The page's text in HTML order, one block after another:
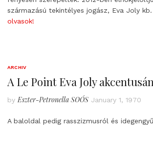
származású tekintélyes jogász, Eva Joly kb.
olvasok!
ARCHIV
A Le Point Eva Joly
by Eszter-Petronella SOÓS January 1, 1970
A baloldal pedig rasszizmusról és